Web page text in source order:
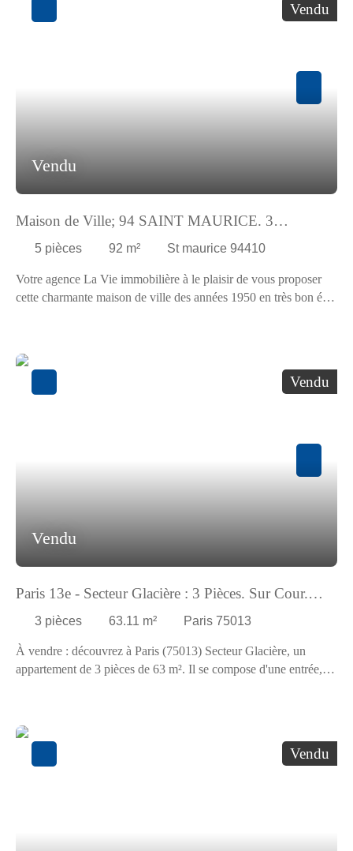
Vendu
Vendu
Maison de Ville; 94 SAINT MAURICE. 3
Chambres. jardin
5 pièces 92 m² St maurice 94410
Votre agence La Vie immobilière à le plaisir de vous proposer
cette charmante maison de ville des années 1950 en très bon état
donnant sur une cuisine indépendante. A l’étage 3 chambres, 2
salles de bains. Un WC à chaque étage. Idéal famille. Rare sur
secteur, calme et lumineux. Quote part annuelle des charges : 1.
Vendu
Vendu
Paris 13e - Secteur Glacière : 3 Pièces. Sur Cour.
Exclusivité
3 pièces 63.11 m² Paris 75013
À vendre : découvrez à Paris (75013) Secteur Glacière, un
appartement de 3 pièces de 63 m². Il se compose d'une entrée,
est situé au RDC d'un immeuble en Pierre de Paris comprenant
16 lots. Parties communes en excellent état. Digicode.
Concierge. Proche RER B (Port Royal), bus, métro (lignes 6, 7,
Vendu